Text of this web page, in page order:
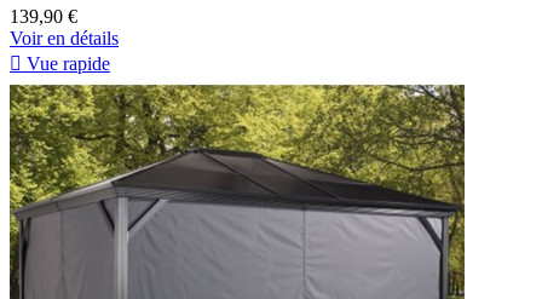
139,90 €
Voir en détails
 Vue rapide